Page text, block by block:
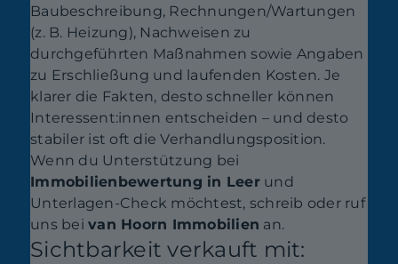
Baubeschreibung, Rechnungen/Wartungen
(z. B. Heizung), Nachweisen zu
durchgeführten Maßnahmen sowie Angaben
zu Erschließung und laufenden Kosten. Je
klarer die Fakten, desto schneller können
Interessent:innen entscheiden – und desto
stabiler ist oft die Verhandlungsposition.
Wenn du Unterstützung bei
Immobilienbewertung in Leerund
Unterlagen-Check möchtest, schreib oder ruf
uns beivan Hoorn Immobilien an.
Sichtbarkeit verkauft mit: